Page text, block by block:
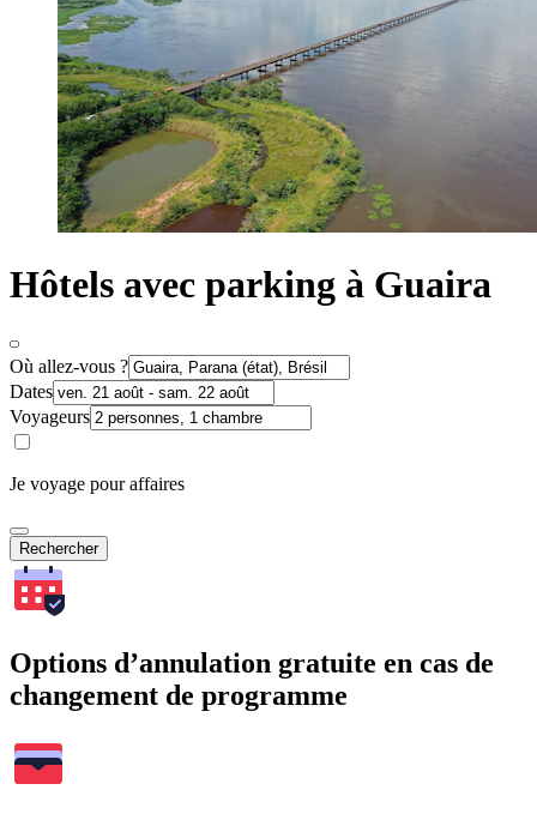
Hôtels avec parking à Guaira
Où allez-vous ?
Dates
Voyageurs
Je voyage pour affaires
Rechercher
Options d’annulation gratuite en cas de
changement de programme